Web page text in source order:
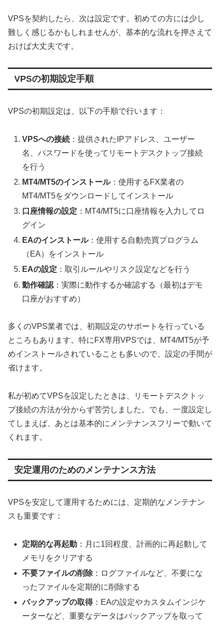
VPSを契約したら、次は設定です。初めての方には少し
難しく感じるかもしれませんが、基本的な流れを押さえて
おけば大丈夫です。
VPSの初期設定手順
VPSの初期設定は、以下の手順で行います：
VPSへの接続 ：提供されたIPアドレス、ユーザー
名、パスワードを使ってリモートデスクトップ接続
を行う
MT4/MT5のインストール：使用するFX業者の
MT4/MT5をダウンロードしてインストール
口座情報の設定 ：MT4/MT5に口座情報を入力してロ
グイン
EAのインストール：使用する自動売買プログラム
（EA）をインストール
EAの設定 ：取引ルールやリスク設定などを行う
動作確認 ：実際に動作するか確認する（最初はデモ
口座がおすすめ）
多くのVPS業者では、初期設定のサポートを行っている
ところもあります。特にFX専用VPSでは、MT4/MT5が予
めインストールされていることも多いので、設定の手間が
省けます。
私が初めてVPSを設定したときは、リモートデスクトッ
プ接続の方法が分からず苦労しました。でも、一度設定し
てしまえば、あとは基本的にメンテナンスフリーで動いて
くれます。
安定運用のためのメンテナンス方法
VPSを安定して運用するためには、定期的なメンテナン
スも重要です：
定期的な再起動 ：月に1回程度、計画的に再起動して
メモリをクリアする
不要ファイルの削除：ログファイルなど、不要にな
ったファイルを定期的に削除する
バックアップの取得：EAの設定やカスタムインジケ
ーターなど、重要なデータはバックアップを取って